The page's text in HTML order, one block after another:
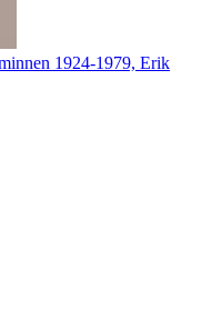
1924-1979, Erik